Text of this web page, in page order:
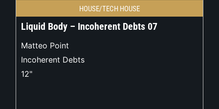
HOUSE/TECH HOUSE
Liquid Body – Incoherent Debts 07
Matteo Point
Incoherent Debts
12"